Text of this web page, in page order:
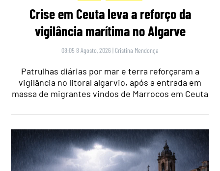
Crise em Ceuta leva a reforço da
vigilância marítima no Algarve
08:05 8 Agosto, 2026 | Cristina Mendonça
Patrulhas diárias por mar e terra reforçaram a
vigilância no litoral algarvio, após a entrada em
massa de migrantes vindos de Marrocos em Ceuta